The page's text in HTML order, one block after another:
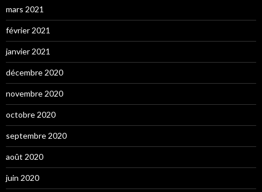
mars 2021
février 2021
janvier 2021
décembre 2020
novembre 2020
octobre 2020
septembre 2020
août 2020
juin 2020